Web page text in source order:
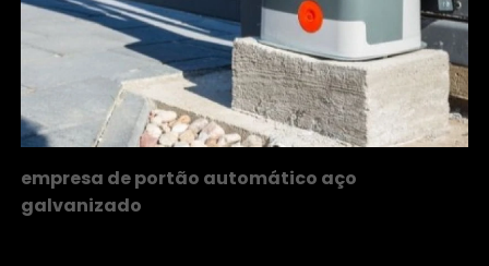
empresa de portão automático aço
galvanizado